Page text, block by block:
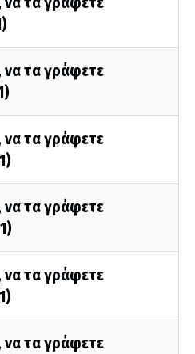
να τα γράφετε
να τα γράφετε
να τα γράφετε
να τα γράφετε
να τα γράφετε